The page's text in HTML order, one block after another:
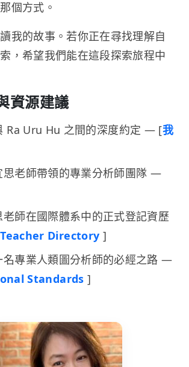
個方式。
我的故事。若你正在尋找理解自
，希望我們能在這段探索旅程中
資源建議
Ra Uru Hu 之間的深度約定 — [我
思老師帶領的專業分析師團隊 —
老師在國際體系中的正式登記資歷
Directory ]
名專業人類圖分析師的必經之路 —
Standards ]